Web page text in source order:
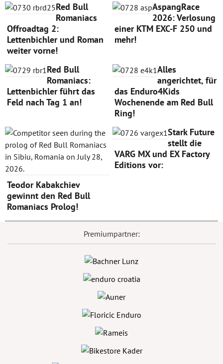
Red Bull
Romaniacs
Offroadtag 2:
Lettenbichler und Roman
weiter vorne!
AspangRace
2026: Verlosung
einer KTM EXC-F 250 und
mehr!
Red Bull
Romaniacs:
Lettenbichler führt das
Feld nach Tag 1 an!
Alles
angerichtet, für
das Enduro4Kids
Wochenende am Red Bull
Ring!
Teodor Kabakchiev
gewinnt den Red Bull
Romaniacs Prolog!
Stark Future
stellt die
VARG MX und EX Factory
Editions vor:
Premiumpartner: